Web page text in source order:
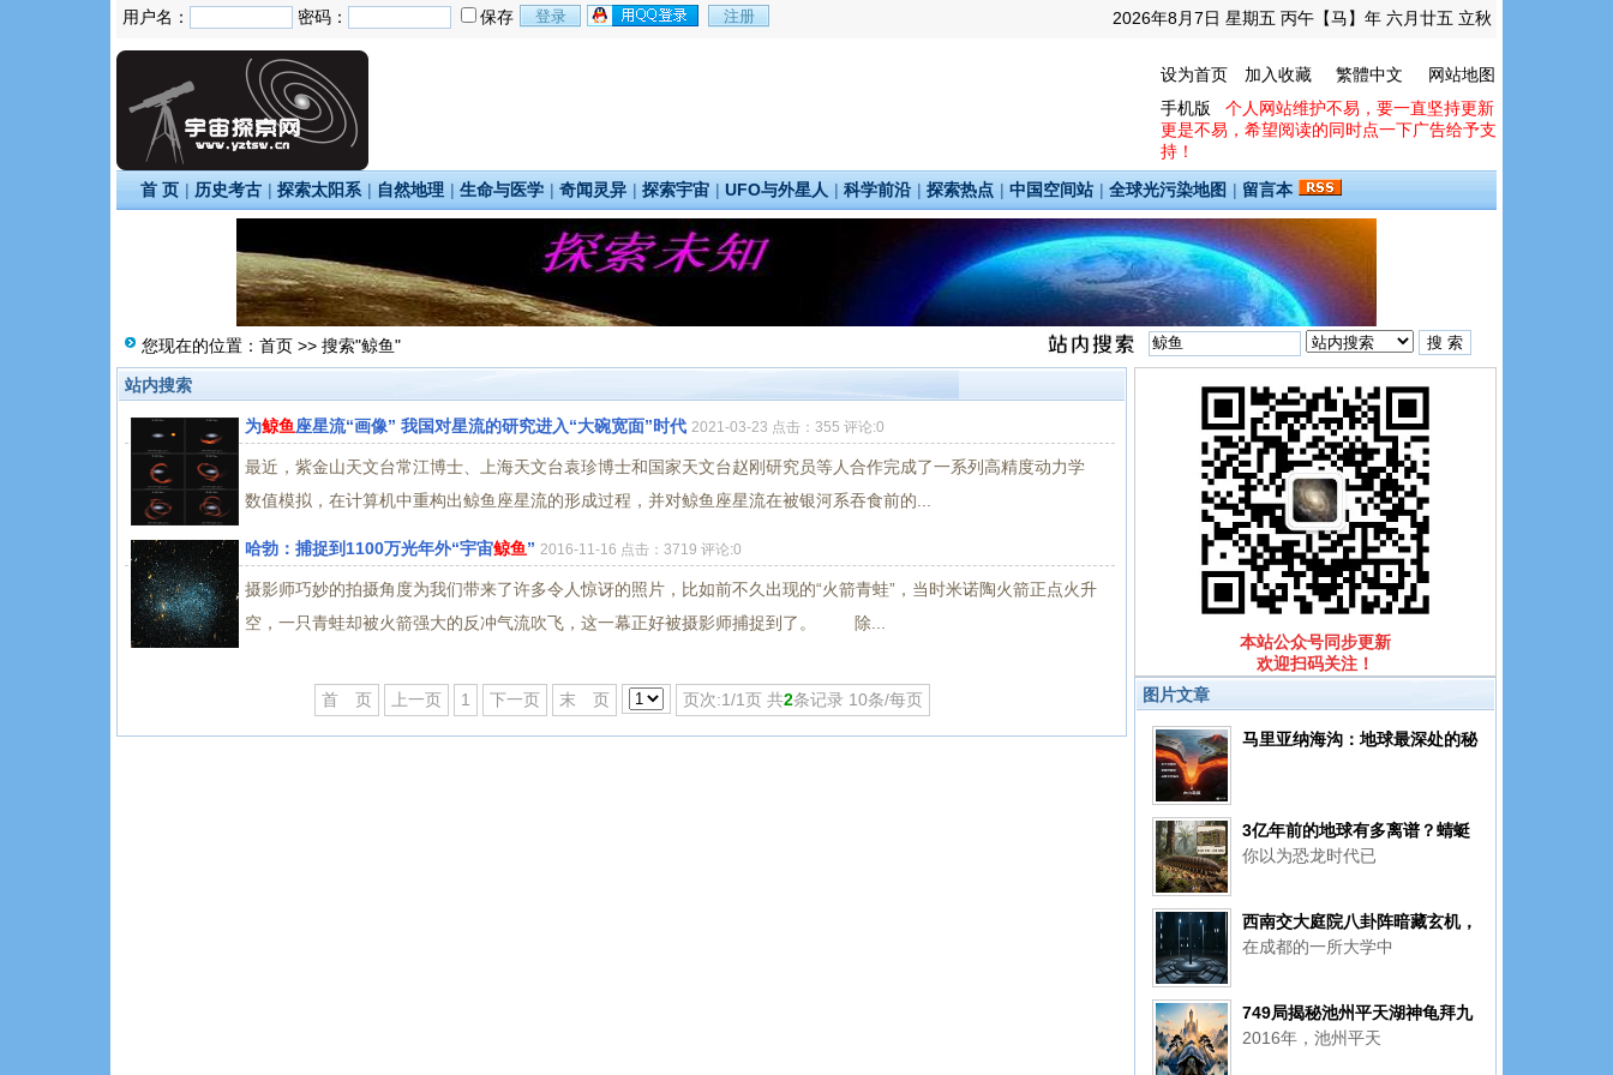
2026年8月7日 星期五 丙午【马】年 六月廿五 立秋
用户名： 密码： 保存
设为首页 加入收藏 繁體中文
网站地图
手机版
个人网站维护不易，要一直坚持更新
更是不易，希望阅读的同时点一下广告给予支
持！
首 页 | 历史考古 | 探索太阳系 | 自然地理 | 生命与医学 | 奇闻灵异 | 探索宇宙 | UFO与外星人 | 科学前沿 | 探索热点 | 中国空间站 | 全球光污染地图 | 留言本
您现在的位置： 首页 >> 搜索"鲸鱼"
站内搜索
为鲸鱼座星流“画像” 我国对星流的研究进入“大碗宽面”时代 2021-03-23 点击：355 评论:0
最近，紫金山天文台常江博士、上海天文台袁珍博士和国家天文台赵刚研究员等人合作完成了一系列高精度动力学
数值模拟，在计算机中重构出鲸鱼座星流的形成过程，并对鲸鱼座星流在被银河系吞食前的...
哈勃：捕捉到1100万光年外“宇宙鲸鱼” 2016-11-16 点击：3719 评论:0
摄影师巧妙的拍摄角度为我们带来了许多令人惊讶的照片，比如前不久出现的“火箭青蛙”，当时米诺陶火箭正点火升
空，一只青蛙却被火箭强大的反冲气流吹飞，这一幕正好被摄影师捕捉到了。 除...
首 页 上一页 1 下一页 末 页 页次:1/1页 共2条记录 10条/每页
本站公众号同步更新
欢迎扫码关注！
图片文章
马里亚纳海沟：地球最深处的秘
3亿年前的地球有多离谱？蜻蜓
比猫大，蝎子能怼狼……
你以为恐龙时代已
西南交大庭院八卦阵暗藏玄机，
桃木剑立柱下究竟镇压着怎样的
在成都的一所大学中
749局揭秘池州平天湖神龟拜九
华秘闻
2016年，池州平天